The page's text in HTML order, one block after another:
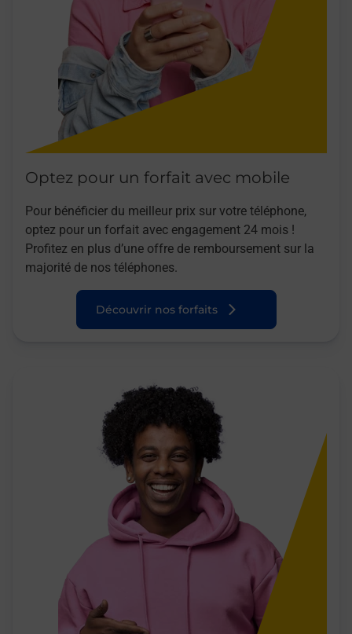
Optez pour un forfait avec mobile
Pour bénéficier du meilleur prix sur votre téléphone,
optez pour un forfait avec engagement 24 mois !
Profitez en plus d’une offre de remboursement sur la
majorité de nos téléphones.
Découvrir nos forfaits